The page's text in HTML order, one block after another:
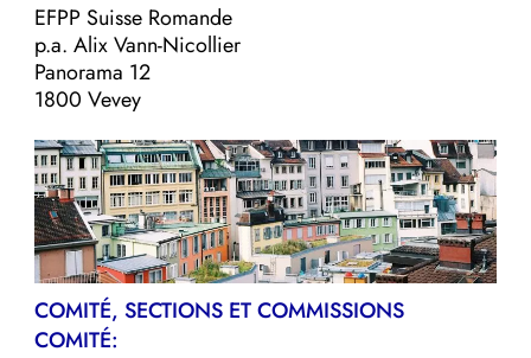
EFPP Suisse Romande
p.a. Alix Vann-Nicollier
Panorama 12
1800 Vevey
COMITÉ, SECTIONS ET COMMISSIONS
COMITÉ: